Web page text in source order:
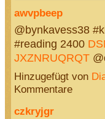
awvpbeep
@bynkavess38
#reading 2400
JXZNRUQRQT
Hinzugefügt von
Kommentare
czkryjgr